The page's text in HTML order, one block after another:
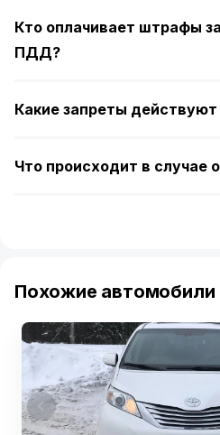
Кто оплачивает штрафы
ПДД?
Какие запреты действуют
Что происходит в случае
Похожие автомобили